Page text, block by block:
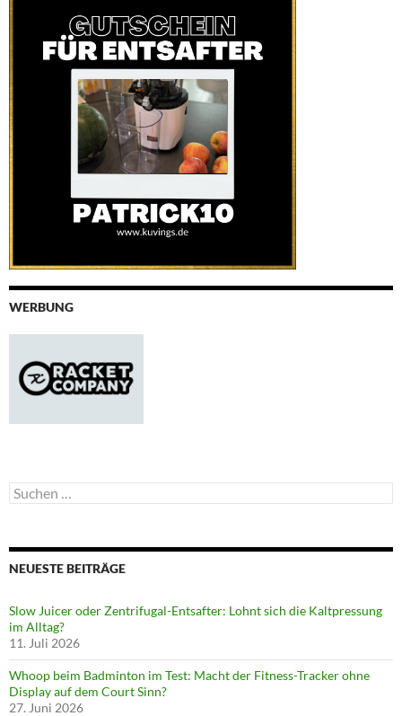
WERBUNG
Suchen
nach:
NEUESTE BEITRÄGE
Slow Juicer oder Zentrifugal-Entsafter: Lohnt sich die Kaltpressung
im Alltag?
11. Juli 2026
Whoop beim Badminton im Test: Macht der Fitness-Tracker ohne
Display auf dem Court Sinn?
27. Juni 2026